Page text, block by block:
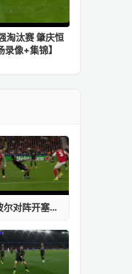
淘汰赛 肇庆恒
像+集锦】
凡斯波尔对阵开塞利体育录像